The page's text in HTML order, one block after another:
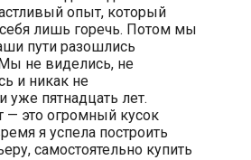
опыт, который
лишь горечь. Потом мы
пути разошлись
не виделись, не
и никак не
уже пятнадцать лет.
— это огромный кусок
я успела построить
самостоятельно купить